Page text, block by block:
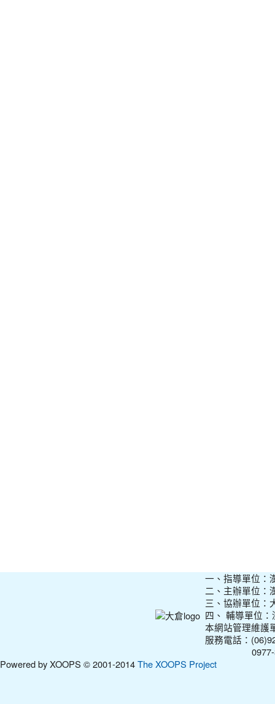
一、指導單位：
二、主辦單位：
三、協辦單位：
四、 輔導單位
本網站管理維護
服務電話：
0977-
Powered by XOOPS © 2001-2014The XOOPS Project